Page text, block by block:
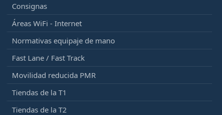
Consignas
Áreas WiFi - Internet
Normativas equipaje de mano
Fast Lane / Fast Track
Movilidad reducida PMR
Tiendas de la T1
Tiendas de la T2